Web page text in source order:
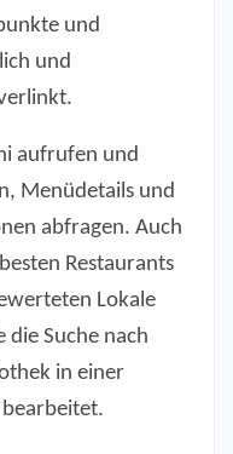
und
und
aufrufen und
Menüdetails und
abfragen. Auch
Restaurants
Lokale
Suche nach
in einer